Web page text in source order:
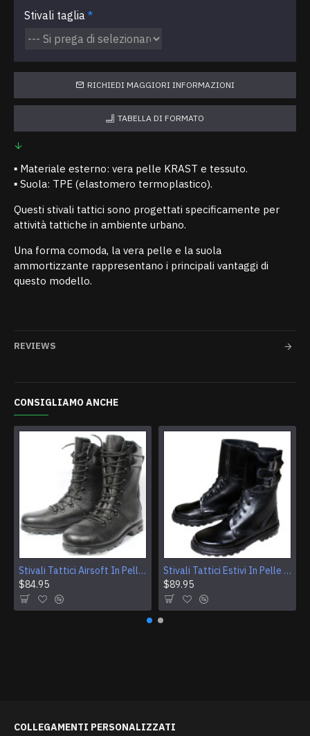
Stivali taglia
RICHIEDI MAGGIORI INFORMAZIONI
TABELLA DI FORMATO
▪ Materiale esterno: vera pelle KRAST e tessuto.
▪ Suola: TPE (elastomero termoplastico).
Questi stivali tattici sono progettati specificamente per
attività tattiche in ambiente urbano.
Una forma comoda, la vera pelle e la suola
ammortizzante rappresentano i principali vantaggi di
questo modello.
REVIEWS
CONSIGLIAMO ANCHE
Stivali Tattici Airsoft In Pelle Ultimo Modello
$84.95
Stivali Tattici Estivi In Pelle Con Fibbie Per Airsoft E Camping
$89.95
COLLEGAMENTI PERSONALIZZATI